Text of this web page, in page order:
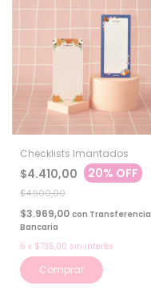
Checklists Imantados
$4.410,00 20% OFF
$4.900,00
$3.969,00 con Transferencia
Bancaria
6 x $735,00 sin interés
Comprar